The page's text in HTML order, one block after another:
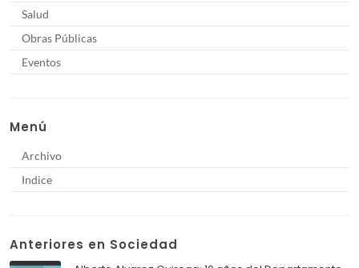
Salud
Obras Públicas
Eventos
Menú
Archivo
Indice
Anteriores en Sociedad